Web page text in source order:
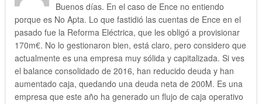
Buenos días. En el caso de Ence no entiendo
porque es No Apta. Lo que fastidió las cuentas de Ence en el
pasado fue la Reforma Eléctrica, que les obligó a provisionar
170m€. No lo gestionaron bien, está claro, pero considero que
actualmente es una empresa muy sólida y capitalizada. Si ves
el balance consolidado de 2016, han reducido deuda y han
aumentado caja, quedando una deuda neta de 200M. Es una
empresa que este año ha generado un flujo de caja operativo